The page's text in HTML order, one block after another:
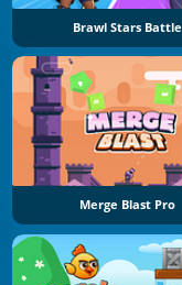
Brawl Stars Battle
Merge Blast Pro